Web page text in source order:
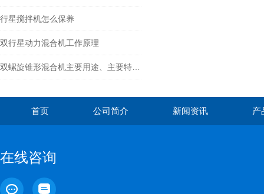
行星搅拌机怎么保养
双行星动力混合机工作原理
首页 公司简介 新闻资讯 产
在线咨询